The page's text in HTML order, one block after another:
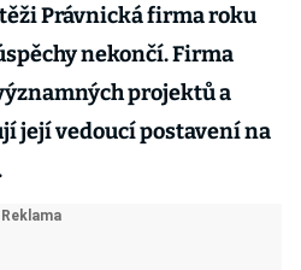
Právnická firma roku
nekončí. Firma
projektů a
její vedoucí postavení na